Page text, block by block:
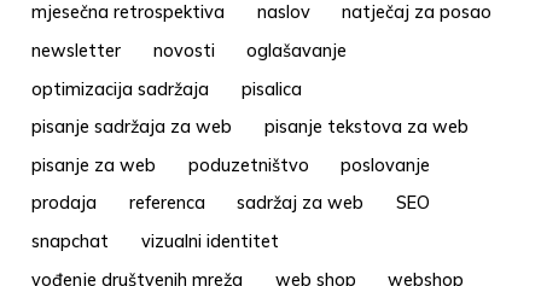
mjesečna retrospektiva
naslov
natječaj za posao
newsletter
novosti
oglašavanje
optimizacija sadržaja
pisalica
pisanje sadržaja za web
pisanje tekstova za web
pisanje za web
poduzetništvo
poslovanje
prodaja
referenca sadržaj za web
SEO
snapchat
vizualni identitet
vođenje društvenih mreža
web shop
webshop